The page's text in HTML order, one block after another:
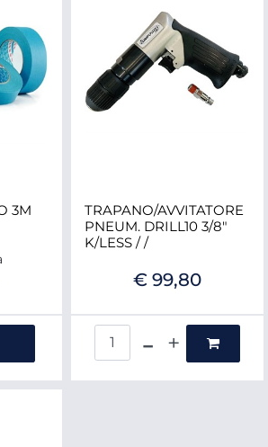
3M
TRAPANO/AVVITATORE
PNEUM. DRILL10 3/8"
K/LESS / /
€ 99,80